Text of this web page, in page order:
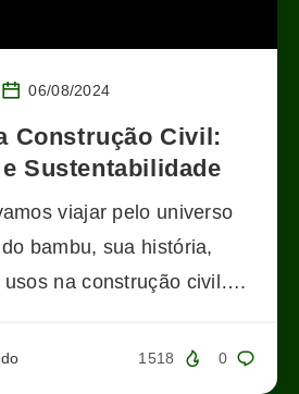
06/08/2024
Construção Civil:
Sustentabilidade
viajar pelo universo
bambu, sua história,
usos na construção civil….
0
1518